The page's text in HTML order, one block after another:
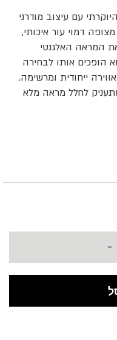
עם עיצוב מודרני
דמוי עור איכותי,
המראה האלגנטי
הופכים אותו לבחירה
ייחודית ומרשימה.
לחלל מראה מלא
-